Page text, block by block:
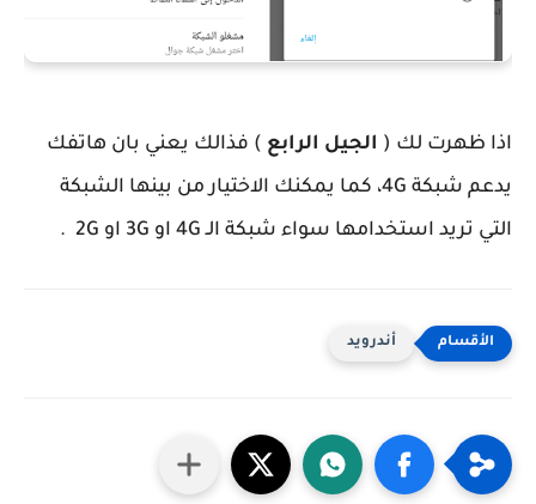
اذا ظهرت لك ( الجيل الرابع ) فذالك يعني بان هاتفك
يدعم شبكة 4G، كما يمكنك الاختيار من بينها الشبكة
التي تريد استخدامها سواء شبكة الـ 4G او 3G او 2G .
أندرويد